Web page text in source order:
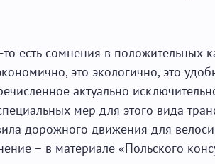
есть сомнения в положительных
это экологично, это
актуально
мер для этого вида
дорожного движения для
– в материале «Польского